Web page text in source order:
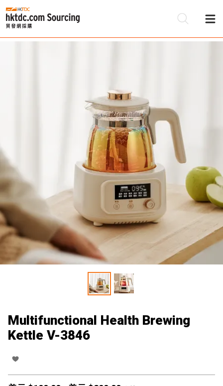
Multifunctional Health Brewing
Kettle V-3846